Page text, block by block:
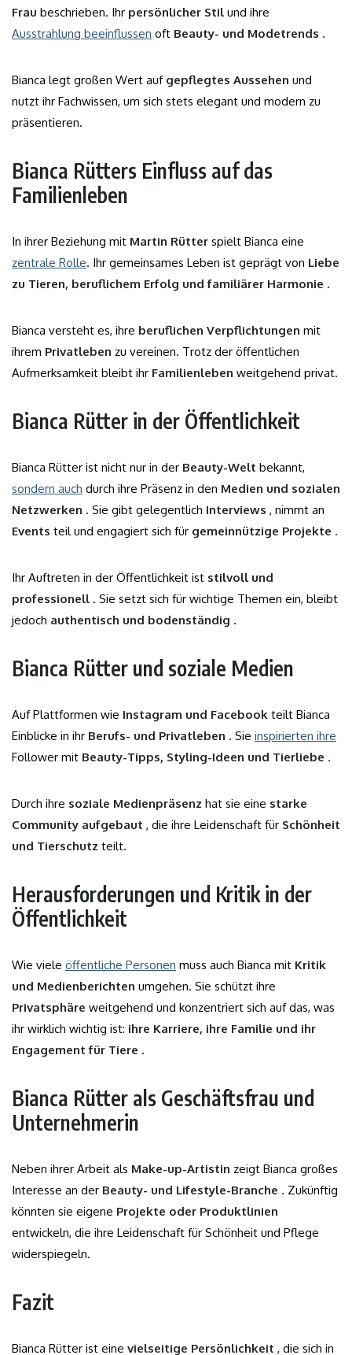
Frau beschrieben. Ihr persönlicher Stil und ihre
Ausstrahlung beeinflussen oft Beauty- und Modetrends .
Bianca legt großen Wert auf gepflegtes Aussehen und
nutzt ihr Fachwissen, um sich stets elegant und modern zu
präsentieren.
Bianca Rütters Einfluss auf das
Familienleben
In ihrer Beziehung mit Martin Rütter spielt Bianca eine
zentrale Rolle. Ihr gemeinsames Leben ist geprägt von Liebe
zu Tieren, beruflichem Erfolg und familiärer Harmonie .
Bianca versteht es, ihre beruflichen Verpflichtungen mit
ihrem Privatleben zu vereinen. Trotz der öffentlichen
Aufmerksamkeit bleibt ihr Familienleben weitgehend privat.
Bianca Rütter in der Öffentlichkeit
Bianca Rütter ist nicht nur in der Beauty-Welt bekannt,
sondern auch durch ihre Präsenz in den Medien und sozialen
Netzwerken . Sie gibt gelegentlich Interviews , nimmt an
Events teil und engagiert sich für gemeinnützige Projekte .
Ihr Auftreten in der Öffentlichkeit ist stilvoll und
professionell . Sie setzt sich für wichtige Themen ein, bleibt
jedoch authentisch und bodenständig .
Bianca Rütter und soziale Medien
Auf Plattformen wie Instagram und Facebook teilt Bianca
Einblicke in ihr Berufs- und Privatleben . Sie inspirierten ihre
Follower mit Beauty-Tipps, Styling-Ideen und Tierliebe .
Durch ihre soziale Medienpräsenz hat sie eine starke
Community aufgebaut , die ihre Leidenschaft für Schönheit
und Tierschutz teilt.
Herausforderungen und Kritik in der
Öffentlichkeit
Wie viele öffentliche Personen muss auch Bianca mit Kritik
und Medienberichten umgehen. Sie schützt ihre
Privatsphäre weitgehend und konzentriert sich auf das, was
ihr wirklich wichtig ist: ihre Karriere, ihre Familie und ihr
Engagement für Tiere .
Bianca Rütter als Geschäftsfrau und
Unternehmerin
Neben ihrer Arbeit als Make-up-Artistin zeigt Bianca großes
Interesse an der Beauty- und Lifestyle-Branche . Zukünftig
könnten sie eigene Projekte oder Produktlinien
entwickeln, die ihre Leidenschaft für Schönheit und Pflege
widerspiegeln.
Fazit
Bianca Rütter ist eine vielseitige Persönlichkeit , die sich in